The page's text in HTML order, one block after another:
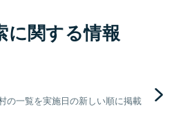
に関する情報
の一覧を実施日の新しい順に掲載